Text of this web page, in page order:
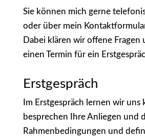
Sie können mich gerne
oder über mein
Dabei klären wir offene Fragen
einen Termin für ein
Erstgespräch
Im Erstgespräch lernen wir uns
besprechen Ihre Anliegen und
Rahmenbedingungen und